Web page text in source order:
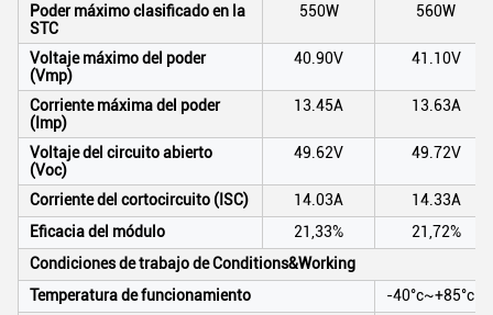
Poder máximo clasificado en la
STC
550W 560W
Voltaje máximo del poder
(Vmp)
40.90V 41.10V
Corriente máxima del poder
(Imp)
13.45A 13.63A
Voltaje del circuito abierto
(Voc)
49.62V 49.72V
Corriente del cortocircuito (ISC) 14.03A
14.33A
Eficacia del módulo
21,33%
21,72%
Condiciones de trabajo de Conditions&Working
Temperatura de funcionamiento
-40°c~+85°c